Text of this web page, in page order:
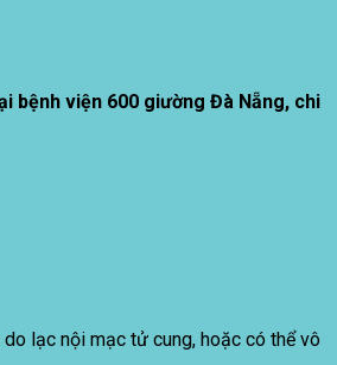
bệnh viện 600 giường Đà Nẵng, chi
lạc nội mạc tử cung, hoặc có thể vô